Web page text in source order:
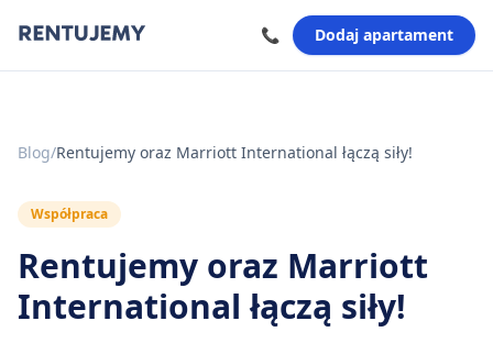
📞 Dodaj apartament
Blog/Rentujemy oraz Marriott International łączą siły!
Współpraca
Rentujemy oraz Marriott
International łączą siły!